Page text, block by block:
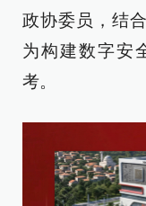
政协委员，结
为构建数字安
考。